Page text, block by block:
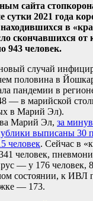
сайта
сутки 2021 года
в
скончавшихся от
943 человек.
случай
половина в
пандемии в
— в марийской
в Марий Эл).
Марий Эл, за
выписаны 30
человек. Сейчас в
человек,
— у 176 человек,
состоянии, к ИВЛ
— 173.